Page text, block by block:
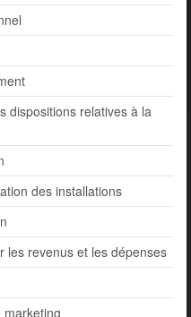
dispositions relatives à la
des installations
les revenus et les dépenses